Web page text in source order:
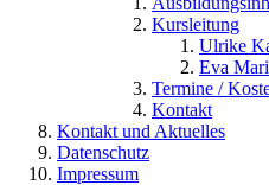
Kursleitung
Ulrike
Eva
Termine /
Kontakt
Kontakt und Aktuelles
Datenschutz
Impressum